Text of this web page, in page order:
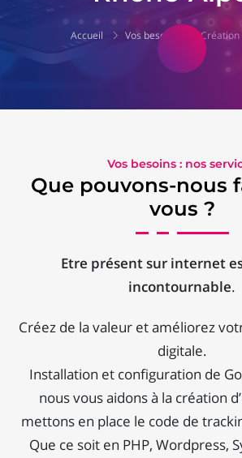
Accueil Vos besoins Création
Vos besoins : nos
Que pouvons-nous
vous ?
Etre présent sur internet
incontournable.
Créez de la valeur et améliorez
digitale.
Installation et configuration de
nous vous aidons à la création
mettons en place le code de
Que ce soit en PHP, Wordpress,